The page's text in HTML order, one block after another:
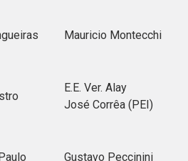
Mauricio Montecchi
E.E. Ver. Alay
José Corrêa (PEI)
Gustavo Peccinini